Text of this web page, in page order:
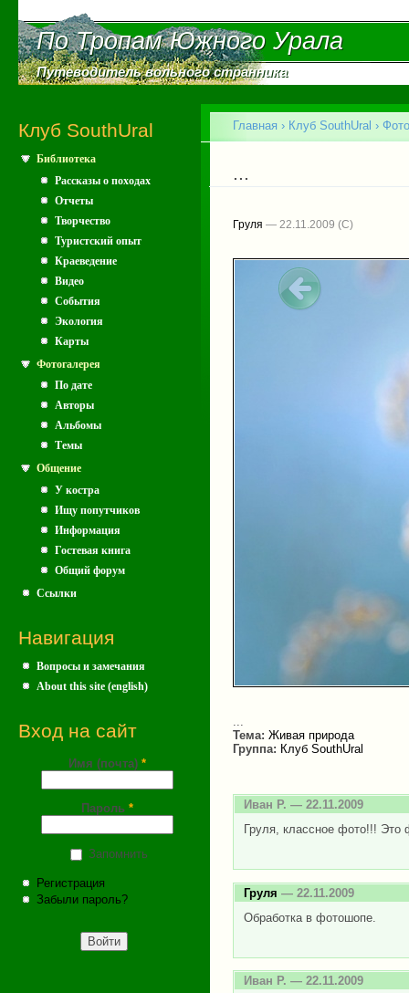
По Тропам Южного Урала
По Тропам Южного Урала
Путеводитель вольного странника
Путеводитель вольного странника
Клуб SouthUral
Библиотека
Рассказы о походах
Отчеты
Творчество
Туристский опыт
Краеведение
Видео
События
Экология
Карты
Фотогалерея
По дате
Авторы
Альбомы
Темы
Общение
У костра
Ищу попутчиков
Информация
Гостевая книга
Общий форум
Ссылки
Навигация
Вопросы и замечания
About this site (english)
Вход на сайт
Имя (почта) *
Пароль *
Запомнить
Регистрация
Забыли пароль?
Главная › Клуб SouthUral ›
...
Груля — 22.11.2009
...
Тема: Живая природа
Группа: Клуб SouthUral
Иван Р. — 22.11.2009
Груля, классное фото!!! Это
Груля — 22.11.2009
Обработка в фотошопе.
Иван Р. — 22.11.2009